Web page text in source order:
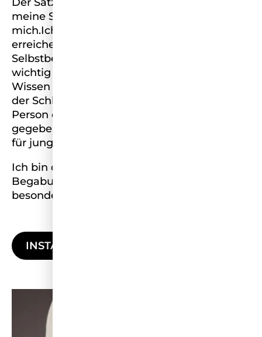
meine Sehnsucht nach Freiheit und leitet
mich.Ich glaube daran, dass jeder das
erreichen kann wonach er strebt. Da
Selbstbewusstsein ein Oberbegriff ist, ist mir
wichtig Mehrwert zu schaffen und mein
Wissen zu duplizieren. Selbstwertgefühl ist
der Schlüssel zum Erfolg. Ich hatte nie diese
Person die mir diese Einstellung mit
gegeben hat, weshalb ich der Leuchtturm
für junge Frauen sein möchte.
Ich bin davon überzeugt, dass Jeder eine
Begabung hat der ihn zu etwas ganz
besonderem macht.
INSTAGRAM